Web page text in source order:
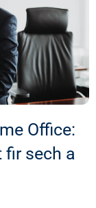
Office:
fir sech a